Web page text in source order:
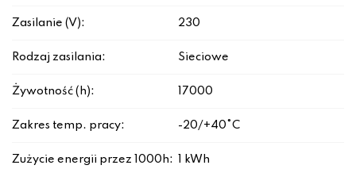
Zasilanie (V): 230
Rodzaj zasilania: Sieciowe
Żywotność (h): 17000
Zakres temp. pracy: -20/+40°C
Zużycie energii przez 1000h: 1 kWh